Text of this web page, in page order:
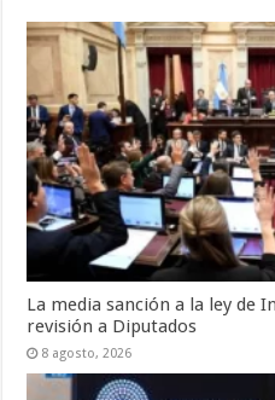
La media sanción a la ley de
revisión a Diputados
8 agosto, 2026